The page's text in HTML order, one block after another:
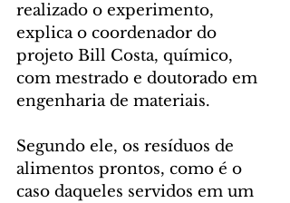
realizado o experimento,
explica o coordenador do
projeto Bill Costa, químico,
com mestrado e doutorado em
engenharia de materiais.
Segundo ele, os resíduos de
alimentos prontos, como é o
caso daqueles servidos em um